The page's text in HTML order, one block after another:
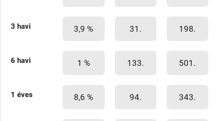
3 havi 3,9 % 31. 198.
6 havi 1 % 133. 501.
1 éves 8,6 % 94. 343.